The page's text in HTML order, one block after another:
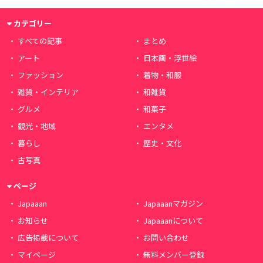
カテゴリー
すべての記事
まとめ
アート
日本画・浮世絵
ファッション
着物・和服
雑貨・インテリア
和雑貨
グルメ
和菓子
観光・地域
エンタメ
暮らし
歴史・文化
古写真
ページ
Japaaan
Japaaanマガジン
お知らせ
Japaaanについて
広告掲載について
お問い合わせ
マイページ
無料メンバー登録